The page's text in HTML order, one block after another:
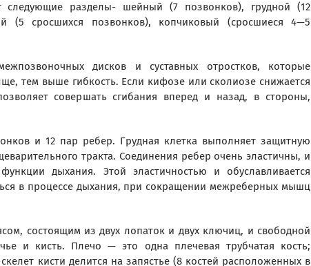
разделы- шейный (7 позвонков), грудной (12
(5 сросшихся позвонков), копчиковый (сросшиеся 4—5
дисков и суставных отростков, которые
тем выше гибкость. Если кифозе или сколиозе снижается
совершать сгибания вперед и назад, в стороны,
и 12 пар ребер. Грудная клетка выполняет защитную
тракта. Соединения ребер очень эластичны, и
дыхания. Этой эластичностью и обуславливается
в процессе дыхания, при сокращении межреберных мышц
состоящим из двух лопаток и двух ключиц, и свободной
и кисть. Плечо — это одна плечевая трубчатая кость;
кисти делится на запястье (8 костей расположенных в